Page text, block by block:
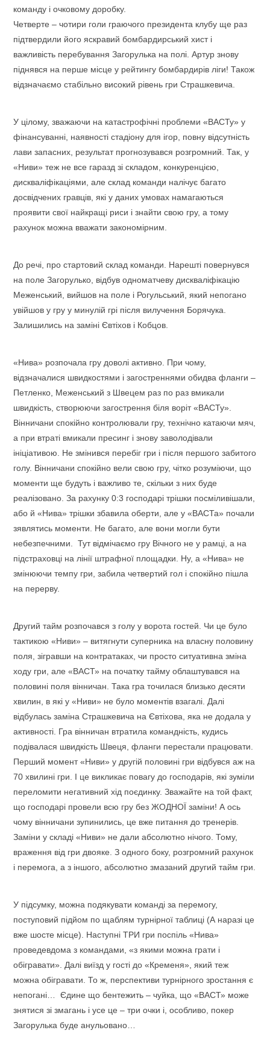
команду і очковому доробку.
Четверте – чотири голи граючого президента клубу ще раз
підтвердили його яскравий бомбардирський хист і
важливість перебування Загорулька на полі. Артур знову
піднявся на перше місце у рейтингу бомбардирів ліги! Також
відзначаємо стабільно високий рівень гри Страшкевича.
У цілому, зважаючи на катастрофічні проблеми «ВАСТу» у
фінансуванні, наявності стадіону для ігор, повну відсутність
лави запасних, результат прогнозувався розгромний. Так, у
«Ниви» теж не все гаразд зі складом, конкуренцією,
дискваліфікаціями, але склад команди налічує багато
досвідчених гравців, які у даних умовах намагаються
проявити свої найкращі риси і знайти свою гру, а тому
рахунок можна вважати закономірним.
До речі, про стартовий склад команди. Нарешті повернувся
на поле Загорулько, відбув одноматчеву дискваліфікацію
Меженський, вийшов на поле і Рогульський, який непогано
увійшов у гру у минулій грі після вилучення Борячука.
Залишились на заміні Євтіхов і Кобцов.
«Нива» розпочала гру доволі активно. При чому,
відзначалися швидкостями і загостреннями обидва фланги –
Петленко, Меженський з Швецем раз по раз вмикали
швидкість, створюючи загострення біля воріт «ВАСТу».
Вінничани спокійно контролювали гру, технічно катаючи мяч,
а при втраті вмикали пресинг і знову заволодівали
ініціативою. Не змінився перебіг гри і після першого забитого
голу. Вінничани спокійно вели свою гру, чітко розуміючи, що
моменти ще будуть і важливо те, скільки з них буде
реалізовано. За рахунку 0:3 господарі трішки посміливішали,
або й «Нива» трішки збавила оберти, але у «ВАСТа» почали
зявлятись моменти. Не багато, але вони могли бути
небезпечними. Тут відмічаємо гру Вічного не у рамці, а на
підстраховці на лінії штрафної площадки. Ну, а «Нива» не
змінюючи темпу гри, забила четвертий гол і спокійно пішла
на перерву.
Другий тайм розпочався з голу у ворота гостей. Чи це було
тактикою «Ниви» – витягнути суперника на власну половину
поля, зігравши на контратаках, чи просто ситуативна зміна
ходу гри, але «ВАСТ» на початку тайму облаштувався на
половині поля вінничан. Така гра точилася близько десяти
хвилин, в які у «Ниви» не було моментів взагалі. Далі
відбулась заміна Страшкевича на Євтіхова, яка не додала у
активності. Гра вінничан втратила командність, кудись
подівалася швидкість Швеця, фланги перестали працювати.
Перший момент «Ниви» у другій половині гри відбувся аж на
70 хвилині гри. І це викликає повагу до господарів, які зуміли
переломити негативний хід поєдинку. Зважайте на той факт,
що господарі провели всю гру без ЖОДНОЇ заміни! А ось
чому вінничани зупинились, це вже питання до тренерів.
Заміни у складі «Ниви» не дали абсолютно нічого. Тому,
враження від гри двояке. З одного боку, розгромний рахунок
і перемога, а з іншого, абсолютно змазаний другий тайм гри.
У підсумку, можна подякувати команді за перемогу,
поступовий підйом по щаблям турнірної таблиці (А наразі це
вже шосте місце). Наступні ТРИ гри поспіль «Нива»
проведевдома з командами, «з якими можна грати і
обігравати». Далі виїзд у гості до «Кременя», який теж
можна обігравати. То ж, перспективи турнірного зростання є
непогані… Єдине що бентежить – чуйка, що «ВАСТ» може
знятися зі змагань і усе це – три очки і, особливо, покер
Загорулька буде анульовано…